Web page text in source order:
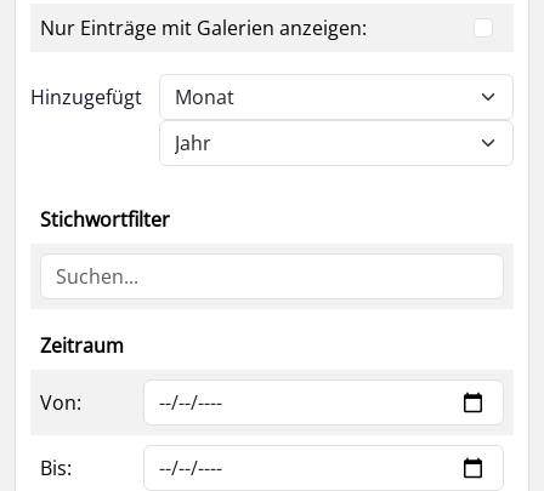
Nur Einträge mit Galerien anzeigen:
Hinzugefügt
Stichwortfilter
Zeitraum
Von:
Bis: